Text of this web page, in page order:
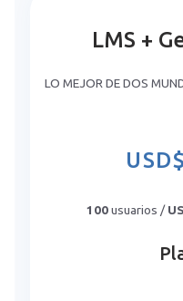
LMS +
LO MEJOR DE DOS
USD$
100usuarios /